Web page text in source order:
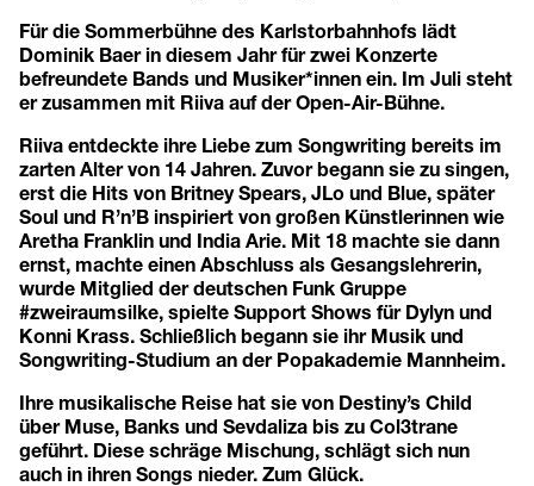
Für die Sommerbühne des Karlstorbahnhofs lädt
Dominik Baer in diesem Jahr für zwei Konzerte
befreundete Bands und Musiker*innen ein. Im Juli steht
er zusammen mit Riiva auf der Open-Air-Bühne.
Riiva entdeckte ihre Liebe zum Songwriting bereits im
zarten Alter von 14 Jahren. Zuvor begann sie zu singen,
erst die Hits von Britney Spears, JLo und Blue, später
Soul und R’n’B inspiriert von großen Künstlerinnen wie
Aretha Franklin und India Arie. Mit 18 machte sie dann
ernst, machte einen Abschluss als Gesangslehrerin,
wurde Mitglied der deutschen Funk Gruppe
#zweiraumsilke, spielte Support Shows für Dylyn und
Konni Krass. Schließlich begann sie ihr Musik und
Songwriting-Studium an der Popakademie Mannheim.
Ihre musikalische Reise hat sie von Destiny’s Child
über Muse, Banks und Sevdaliza bis zu Col3trane
geführt. Diese schräge Mischung, schlägt sich nun
auch in ihren Songs nieder. Zum Glück.